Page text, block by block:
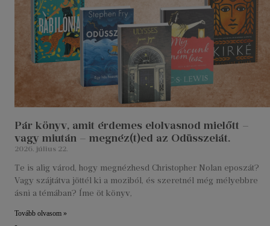
Pár könyv, amit érdemes elolvasnod mielőtt –
vagy miután – megnéz(t)ed az Odüsszeiát.
2026. július 22.
Te is alig várod, hogy megnézhesd Christopher Nolan eposzát?
Vagy szájtátva jöttél ki a moziból, és szeretnél még mélyebbre
ásni a témában? Íme öt könyv,
Tovább olvasom »